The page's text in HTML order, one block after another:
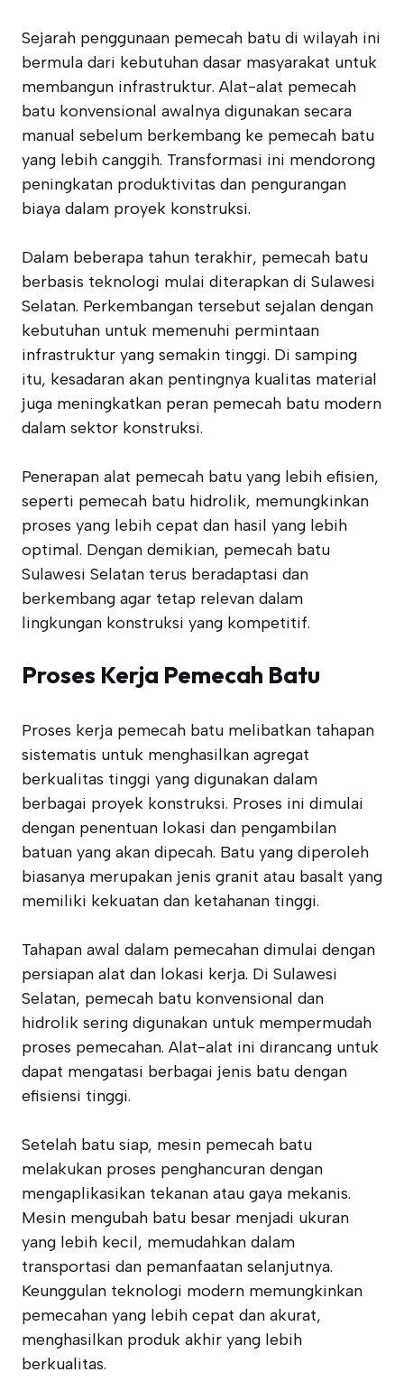
Sejarah penggunaan pemecah batu di wilayah ini
bermula dari kebutuhan dasar masyarakat untuk
membangun infrastruktur. Alat-alat pemecah
batu konvensional awalnya digunakan secara
manual sebelum berkembang ke pemecah batu
yang lebih canggih. Transformasi ini mendorong
peningkatan produktivitas dan pengurangan
biaya dalam proyek konstruksi.
Dalam beberapa tahun terakhir, pemecah batu
berbasis teknologi mulai diterapkan di Sulawesi
Selatan. Perkembangan tersebut sejalan dengan
kebutuhan untuk memenuhi permintaan
infrastruktur yang semakin tinggi. Di samping
itu, kesadaran akan pentingnya kualitas material
juga meningkatkan peran pemecah batu modern
dalam sektor konstruksi.
Penerapan alat pemecah batu yang lebih efisien,
seperti pemecah batu hidrolik, memungkinkan
proses yang lebih cepat dan hasil yang lebih
optimal. Dengan demikian, pemecah batu
Sulawesi Selatan terus beradaptasi dan
berkembang agar tetap relevan dalam
lingkungan konstruksi yang kompetitif.
Proses Kerja Pemecah Batu
Proses kerja pemecah batu melibatkan tahapan
sistematis untuk menghasilkan agregat
berkualitas tinggi yang digunakan dalam
berbagai proyek konstruksi. Proses ini dimulai
dengan penentuan lokasi dan pengambilan
batuan yang akan dipecah. Batu yang diperoleh
biasanya merupakan jenis granit atau basalt yang
memiliki kekuatan dan ketahanan tinggi.
Tahapan awal dalam pemecahan dimulai dengan
persiapan alat dan lokasi kerja. Di Sulawesi
Selatan, pemecah batu konvensional dan
hidrolik sering digunakan untuk mempermudah
proses pemecahan. Alat-alat ini dirancang untuk
dapat mengatasi berbagai jenis batu dengan
efisiensi tinggi.
Setelah batu siap, mesin pemecah batu
melakukan proses penghancuran dengan
mengaplikasikan tekanan atau gaya mekanis.
Mesin mengubah batu besar menjadi ukuran
yang lebih kecil, memudahkan dalam
transportasi dan pemanfaatan selanjutnya.
Keunggulan teknologi modern memungkinkan
pemecahan yang lebih cepat dan akurat,
menghasilkan produk akhir yang lebih
berkualitas.